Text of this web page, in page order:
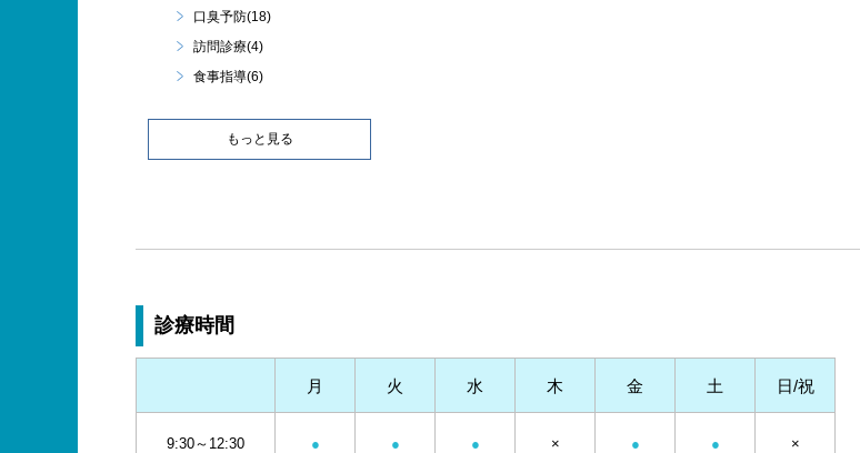
口臭予防(18)
訪問診療(4)
食事指導(6)
もっと見る
診療時間
月 火 水 木 金 土 日/祝
9:30～12:30 ● ● ● × ● ● ×